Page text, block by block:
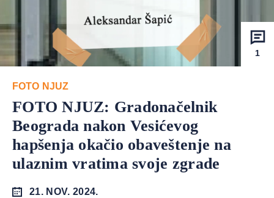
1
FOTO NJUZ
FOTO NJUZ: Gradonačelnik
Beograda nakon Vesićevog
hapšenja okačio obaveštenje na
ulaznim vratima svoje zgrade
21. NOV. 2024.